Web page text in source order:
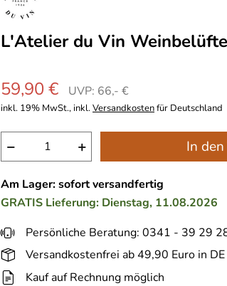
L′Atelier du Vin
59,90 € UVP: 66,- €
inkl. 19% MwSt., inkl.Versandkostenfür Deutschland
− + In
Am Lager: sofort versandfertig
GRATIS Lieferung: Dienstag, 11.08.2026
Persönliche Beratung: 0341 - 39 29
Versandkostenfrei ab 49,90 Euro in DE
Kauf auf Rechnung möglich